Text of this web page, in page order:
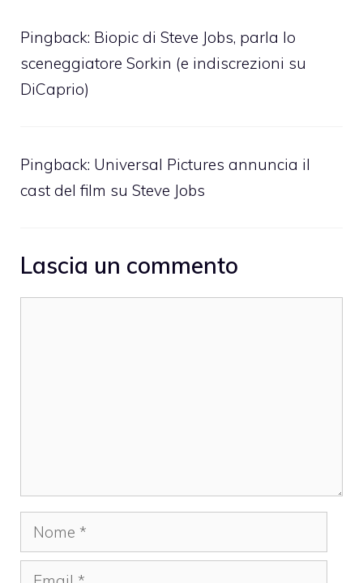
Pingback: Biopic di Steve Jobs, parla lo
sceneggiatore Sorkin (e indiscrezioni su
DiCaprio)
Pingback: Universal Pictures annuncia il
cast del film su Steve Jobs
Lascia un commento
Nome
Email